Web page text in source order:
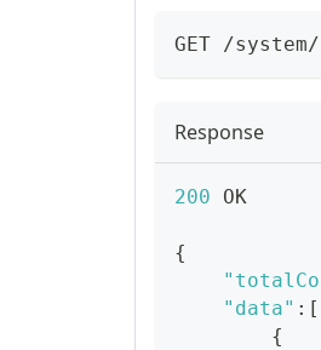
GET /
Response
200 OK
{
"data" : [
{